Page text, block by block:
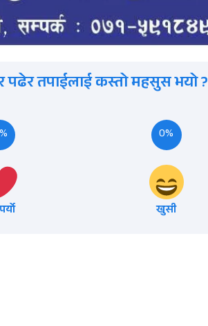
पढेर तपाईलाई कस्तो महसुस भयो ?
0%
खुसी